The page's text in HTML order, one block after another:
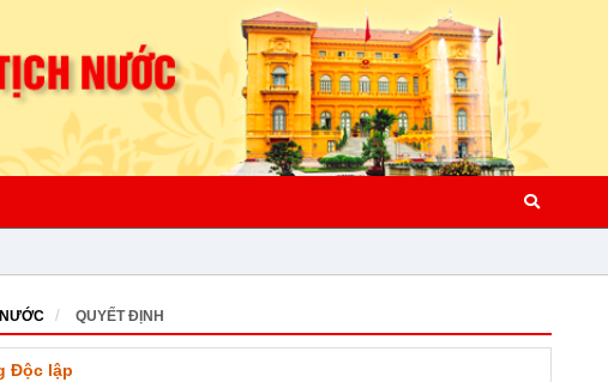
QUYẾT ĐỊNH
Độc lập